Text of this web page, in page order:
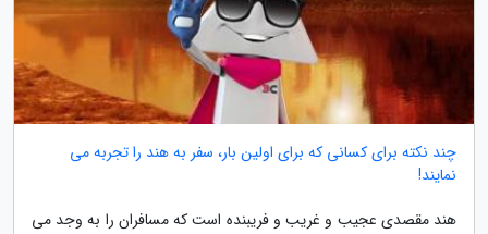
چند نکته برای کسانی که برای اولین بار، سفر به هند را تجربه می
نمایند!
هند مقصدی عجیب و غریب و فریبنده است که مسافران را به وجد می